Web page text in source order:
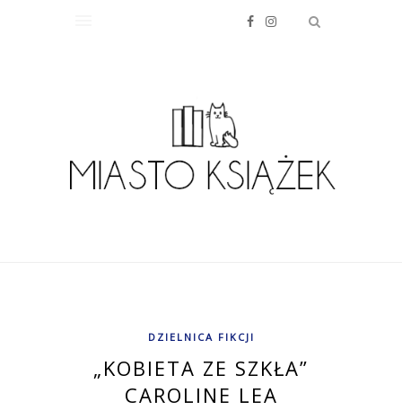
DZIELNICA FIKCJI
„KOBIETA ZE SZKŁA”
CAROLINE LEA